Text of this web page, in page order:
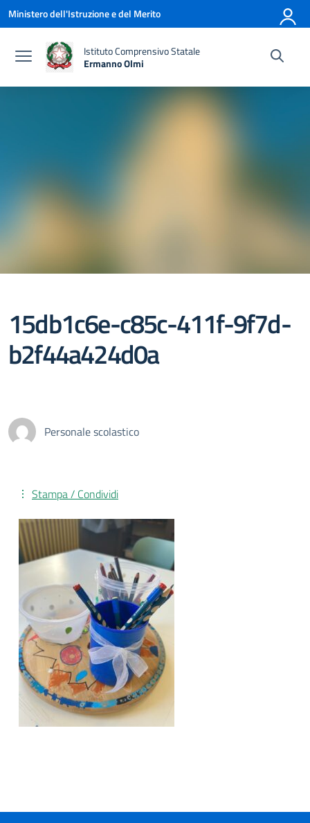
Vai ai contenuti
Vai al menu di navigazione
Vai al footer
Ministero dell'Istruzione e del Merito
Istituto Comprensivo Statale
Ermanno Olmi
15db1c6e-c85c-411f-9f7d-
b2f44a424d0a
Personale scolastico
Stampa / Condividi